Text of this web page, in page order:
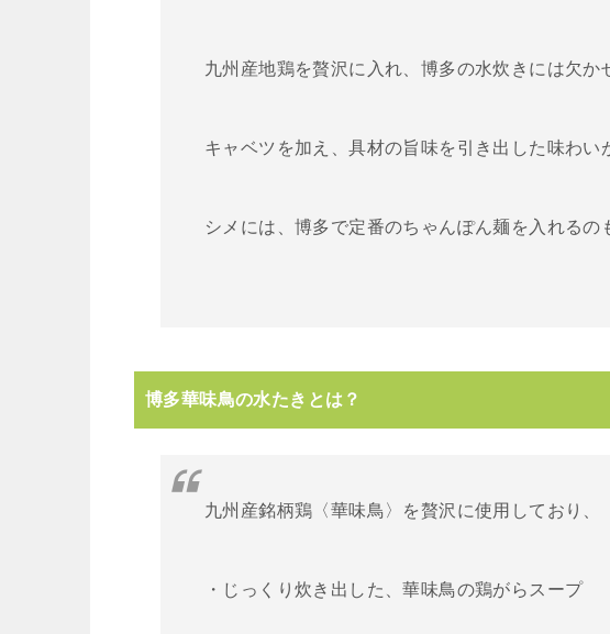
九州産地鶏を贅沢に入れ、博多の水炊きには欠か
キャベツを加え、具材の旨味を引き出した味わい
シメには、博多で定番のちゃんぽん麺を入れるの
博多華味鳥の水たきとは？
九州産銘柄鶏〈華味鳥〉を贅沢に使用しており、
・じっくり炊き出した、華味鳥の鶏がらスープ